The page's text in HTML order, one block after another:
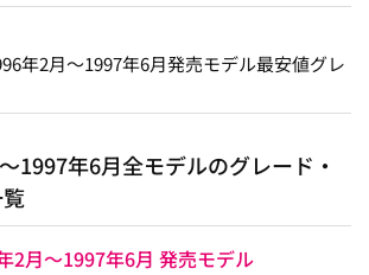
年2月～1997年6月発売モデル最安値グレ
1997年6月全モデルのグレード・
2月～1997年6月 発売モデル